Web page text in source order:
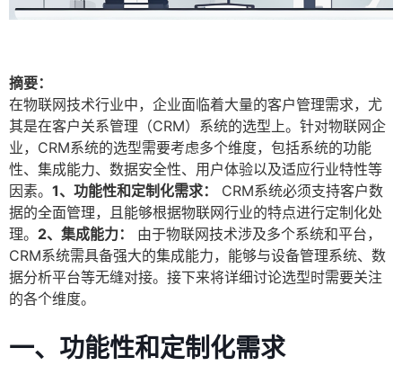
摘要：
在物联网技术行业中，企业面临着大量的客户管理需求，尤
其是在客户关系管理（CRM）系统的选型上。针对物联网企
业，CRM系统的选型需要考虑多个维度，包括系统的功能
性、集成能力、数据安全性、用户体验以及适应行业特性等
因素。 1、功能性和定制化需求：
CRM系统必须支持客户数
据的全面管理，且能够根据物联网行业的特点进行定制化处
理。 2、集成能力：
由于物联网技术涉及多个系统和平台，
CRM系统需具备强大的集成能力，能够与设备管理系统、数
据分析平台等无缝对接。接下来将详细讨论选型时需要关注
的各个维度。
一、功能性和定制化需求